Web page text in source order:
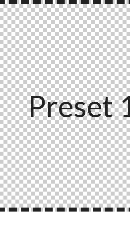
Preset